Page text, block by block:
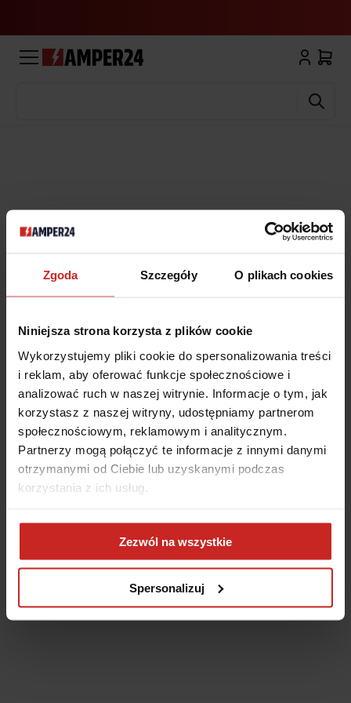
Zgoda Szczegóły O plikach cookies
Niniejsza strona korzysta z plików cookie
Wykorzystujemy pliki cookie do spersonalizowania treści
i reklam, aby oferować funkcje społecznościowe i
analizować ruch w naszej witrynie. Informacje o tym, jak
korzystasz z naszej witryny, udostępniamy partnerom
społecznościowym, reklamowym i analitycznym.
Partnerzy mogą połączyć te informacje z innymi danymi
otrzymanymi od Ciebie lub uzyskanymi podczas
korzystania z ich usług.
Zezwól na wszystkie
Spersonalizuj
browser console for more information)